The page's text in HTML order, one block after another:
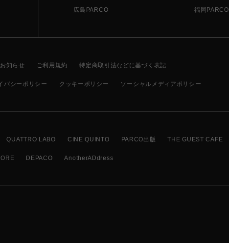
広島PARCO
福岡PARCO
お知らせ ご利用規約 特定商取引法などに基づく表記
バシーポリシー クッキーポリシー ソーシャルメディアポリシー
QUATTRO LABO CINE QUINTO PARCO出版 THE GUEST CAFE
DEPACO AnotherADdress